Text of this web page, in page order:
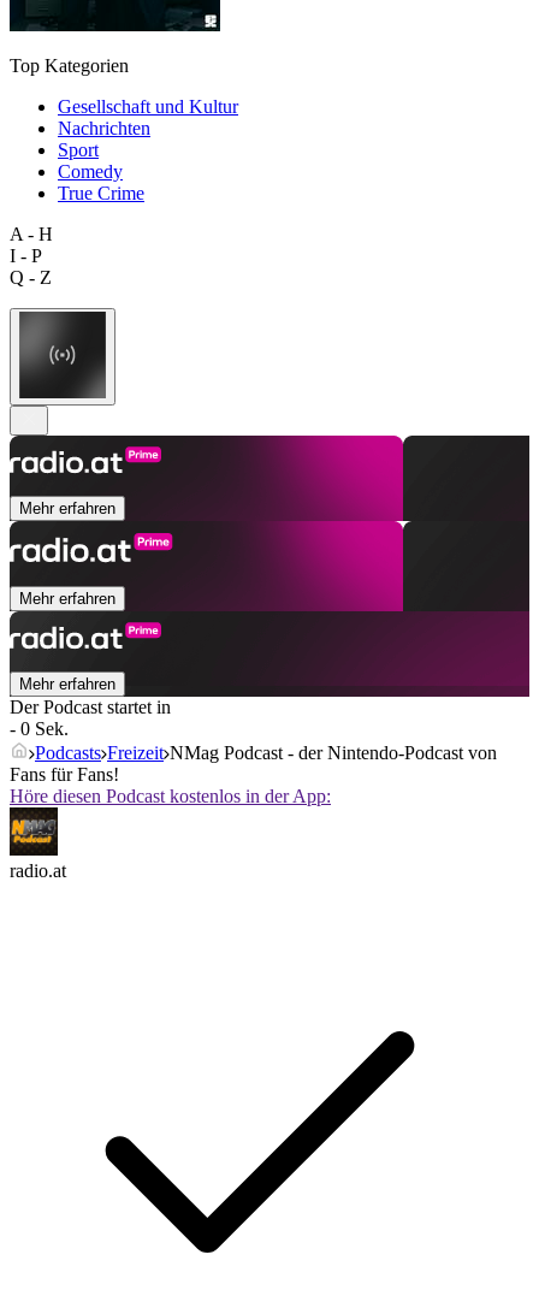
Top Kategorien
Gesellschaft und Kultur
Nachrichten
Sport
Comedy
True Crime
A - H
I - P
Q - Z
Mehr erfahren
Mehr erfahren
Mehr erfahren
Der Podcast startet in
- 0 Sek.
Podcasts Freizeit NMag Podcast - der Nintendo-Podcast von
Fans für Fans!
Höre diesen Podcast kostenlos in der App:
radio.at